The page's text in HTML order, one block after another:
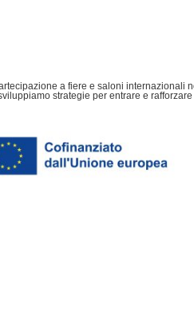
a fiere e saloni internazionali
strategie per entrare e